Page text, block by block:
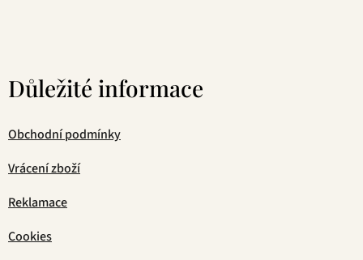
Důležité informace
Obchodní podmínky
Vrácení zboží
Reklamace
Cookies